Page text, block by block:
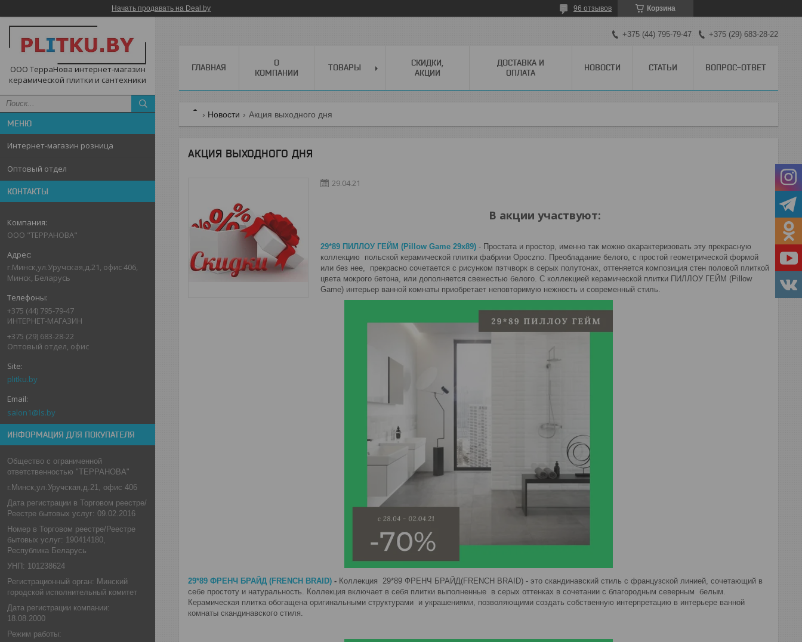
Начать продавать на Deal.by Корзина
96 отзывов
ООО ТерраНова интернет-магазин
керамической плитки и сантехники
Интернет-магазин розница
Оптовый отдел
КОНТАКТЫ
ООО "ТЕРРАНОВА"
г.Минск,ул.Уручская,д.21, офис 406,
Минск, Беларусь
+375 (44) 795-79-47
ИНТЕРНЕТ-МАГАЗИН
+375 (29) 683-28-22
Оптовый отдел, офис
plitku.by
salon1@ls.by
ИНФОРМАЦИЯ ДЛЯ ПОКУПАТЕЛЯ
Общество с ограниченной
ответственностью "ТЕРРАНОВА"
г.Минск,ул.Уручская,д.21, офис 406
Дата регистрации в Торговом реестре/
Реестре бытовых услуг: 09.02.2016
Номер в Торговом реестре/Реестре
бытовых услуг: 190414180,
Республика Беларусь
УНП: 101238624
Регистрационный орган: Минский
городской исполнительный комитет
Дата регистрации компании:
18.08.2000
Режим работы:
+375 (44) 795-79-47 +375 (29) 683-28-22
ГЛАВНАЯ
О
КОМПАНИИ
ТОВАРЫ
СКИДКИ,
АКЦИИ
ДОСТАВКА И
ОПЛАТА
НОВОСТИ СТАТЬИ ВОПРОС-ОТВЕТ
Новости Акция выходного дня
АКЦИЯ ВЫХОДНОГО ДНЯ
29.04.21
В акции участвуют:
29*89 ПИЛЛОУ ГЕЙМ (Pillow Game 29x89) - Простата и простор, именно так можно охарактеризовать эту прекрасную
коллекцию польской керамической плитки фабрики Opoczno. Преобладание белого, с простой геометрической формой
или без нее, прекрасно сочетается с рисунком пэтчворк в серых полутонах, оттеняется композиция стен половой плиткой
цвета мокрого бетона, или дополняется свежестью белого. С коллекцией керамической плитки ПИЛЛОУ ГЕЙМ (Pillow
Game) интерьер ванной комнаты приобретает неповторимую нежность и современный стиль.
29*89 ФРЕНЧ БРАЙД (FRENCH BRAID) - Коллекция 29*89 ФРЕНЧ БРАЙД(FRENCH BRAID) - это скандинавский стиль с французской линией, сочетающий в
себе простоту и натуральность. Коллекция включает в себя плитки выполненные в серых оттенках в сочетании с благородным северным белым.
Керамическая плитка обогащена оригинальными структурами и украшениями, позволяющими создать собственную интерпретацию в интерьере ванной
комнаты скандинавского стиля.